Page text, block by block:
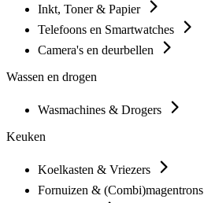
Inkt, Toner & Papier
Telefoons en Smartwatches
Camera's en deurbellen
Wassen en drogen
Wasmachines & Drogers
Keuken
Koelkasten & Vriezers
Fornuizen & (Combi)magentrons